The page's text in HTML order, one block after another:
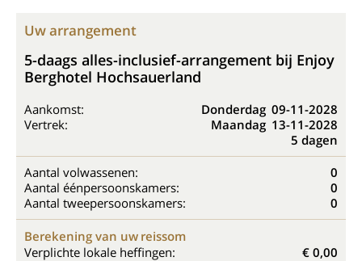
Uw arrangement
5-daags alles-inclusief-arrangement bij Enjoy
Berghotel Hochsauerland
Aankomst: Donderdag 09-11-2028
Vertrek:
Maandag 13-11-2028
5 dagen
Aantal volwassenen:
0
Aantal éénpersoonskamers:
0
Aantal tweepersoonskamers:
0
Berekening van uw reissom
Verplichte lokale heffingen:
€ 0,00